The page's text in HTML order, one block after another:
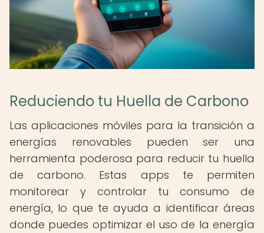
Reduciendo tu Huella de Carbono
Las aplicaciones móviles para la transición a
energías renovables pueden ser una
herramienta poderosa para reducir tu huella
de carbono. Estas apps te permiten
monitorear y controlar tu consumo de
energía, lo que te ayuda a identificar áreas
donde puedes optimizar el uso de la energía